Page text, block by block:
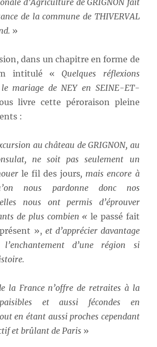
d’Agriculture de GRIGNON fait
de la commune de THIVERVAL
»
dans un chapitre en forme de
intitulé «Quelques réflexions
mariage de NEY en SEINE-ET-
livre cette péroraison pleine
:
au château de GRIGNON, au
ne soit pas seulement un
le fil des jours, mais encore à
nous pardonne donc nos
nous ont permis d’éprouver
de plus combien «le passé fait
», et d’apprécier davantage
d’une région si
la France n’offre de retraites à la
et aussi fécondes en
en étant aussi proches cependant
et brûlant de Paris »